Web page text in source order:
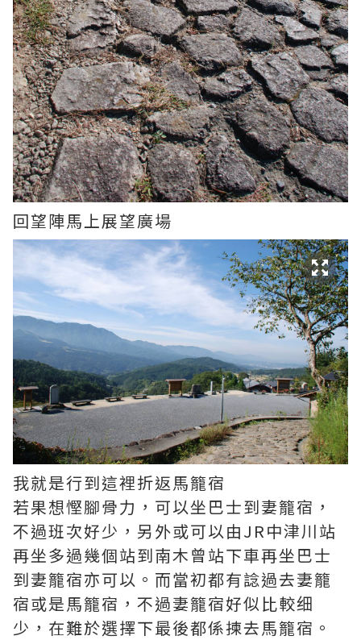
回望陣馬上展望廣場
我就是行到這裡折返馬籠宿
若果想慳腳骨力，可以坐巴士到妻籠宿，
不過班次好少，另外或可以由JR中津川站
再坐多過幾個站到南木曾站下車再坐巴士
到妻籠宿亦可以。而當初都有諗過去妻籠
宿或是馬籠宿，不過妻籠宿好似比較细
少，在難於選擇下最後都係揀去馬籠宿。